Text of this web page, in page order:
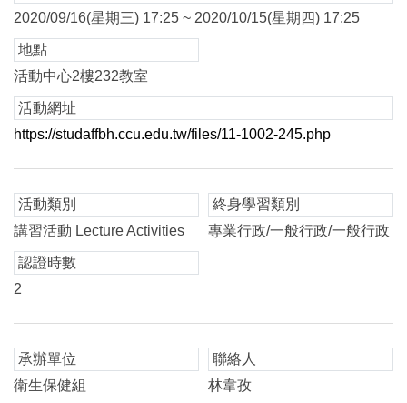
2020/09/16(星期三) 17:25 ~ 2020/10/15(星期四) 17:25
地點
活動中心2樓232教室
活動網址
https://studaffbh.ccu.edu.tw/files/11-1002-245.php
活動類別
講習活動 Lecture Activities
終身學習類別
專業行政/一般行政/一般行政
認證時數
2
承辦單位
衛生保健組
聯絡人
林韋孜